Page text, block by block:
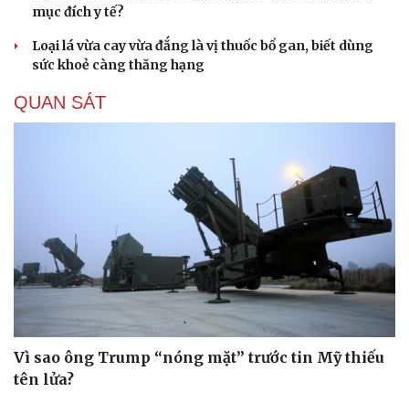
mục đích y tế?
Loại lá vừa cay vừa đắng là vị thuốc bổ gan, biết dùng
sức khoẻ càng thăng hạng
QUAN SÁT
Vì sao ông Trump “nóng mặt” trước tin Mỹ thiếu
tên lửa?